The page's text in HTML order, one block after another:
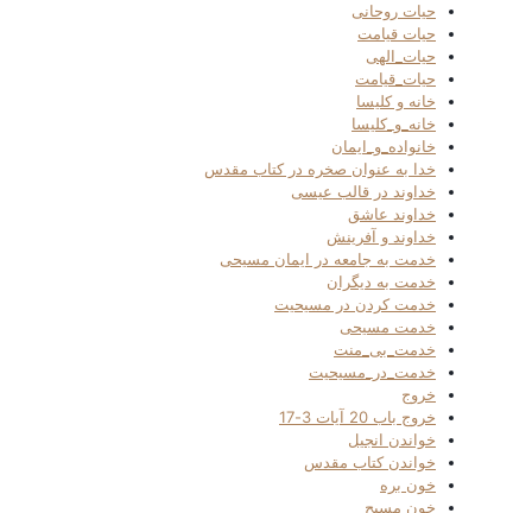
حیات روحانی
حیات قیامت
حیات_الهی
حیات_قیامت
خانه و کلیسا
خانه_و_کلیسا
خانواده_و_ایمان
خدا به عنوان صخره در کتاب مقدس
خداوند در قالب عیسی
خداوند عاشق
خداوند و آفرینش
خدمت به جامعه در ایمان مسیحی
خدمت به دیگران
خدمت کردن در مسیحیت
خدمت مسیحی
خدمت_بی_منت
خدمت_در_مسیحیت
خروج
خروج باب 20 آیات 3-17
خواندن انجیل
خواندن کتاب مقدس
خون بره
خون مسیح